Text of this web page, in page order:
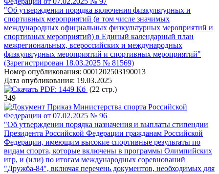
"Об утверждении порядка включения физкультурных и
спортивных мероприятий (в том числе значимых
международных официальных физкультурных мероприятий и
спортивных мероприятий) в Единый календарный план
межрегиональных, всероссийских и международных
физкультурных мероприятий и спортивных мероприятий"
(Зарегистрирован 18.03.2025 № 81569)
Номер опубликования: 0001202503190013
Дата опубликования: 19.03.2025
PDF: 1449 Кб (22 стр.)
349
Приказ Министерства спорта Российской
Федерации от 07.02.2025 № 96
"Об утверждении порядка назначения и выплаты стипендии
Президента Российской Федерации гражданам Российской
Федерации, имеющим высокие спортивные результаты по
видам спорта, которые включены в программы Олимпийских
игр, и (или) по итогам международных соревнований
"Дружба-84", включая перечень документов, необходимых для